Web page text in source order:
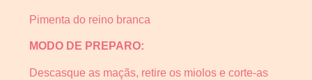
Pimenta do reino branca
MODO DE PREPARO:
Descasque as maçãs, retire os miolos e corte-as